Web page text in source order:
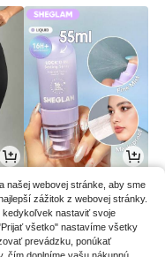
6.48€
našej webovej stránke, aby sme
zážitok z webovej stránky.
kedykoľvek nastaviť svoje
všetko" nastavíme všetky
prevádzku, ponúkať